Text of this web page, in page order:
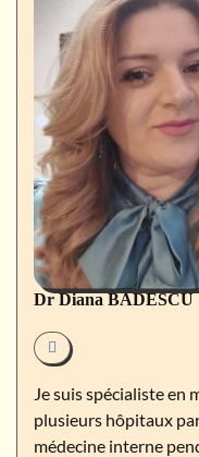
Dr Diana BADESCU
Je suis spécialiste en
plusieurs hôpitaux
médecine interne